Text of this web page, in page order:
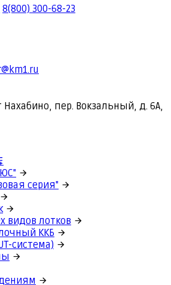
8(800) 300-68-23
Нахабино, пер. Вокзальный, д. 6А,
серия"
видов лотков
ККБ
система)